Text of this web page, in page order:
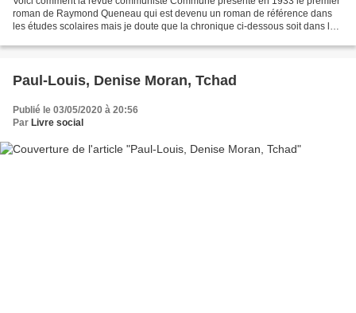
roman de Raymond Queneau qui est devenu un roman de référence dans
les études scolaires mais je doute que la chronique ci-dessous soit dans les
Paul-Louis, Denise Moran, Tchad
Publié le 03/05/2020 à 20:56
Par Livre social